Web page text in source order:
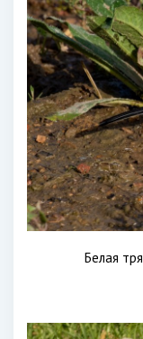
Белая